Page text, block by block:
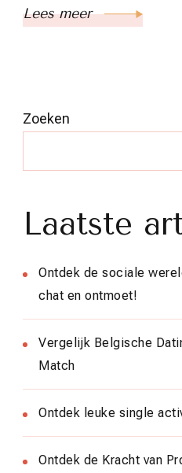
Lees meer
Zoeken
Laatste
Ontdek de sociale
chat en ontmoet!
Vergelijk Belgische
Match
Ontdek leuke single
Ontdek de Kracht van